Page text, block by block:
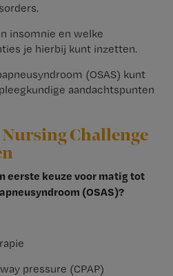
insomnie en welke
je hierbij kunt inzetten.
(OSAS) kunt
aandachtspunten
Challenge
eerste keuze voor matig tot
(OSAS)?
pressure (CPAP)